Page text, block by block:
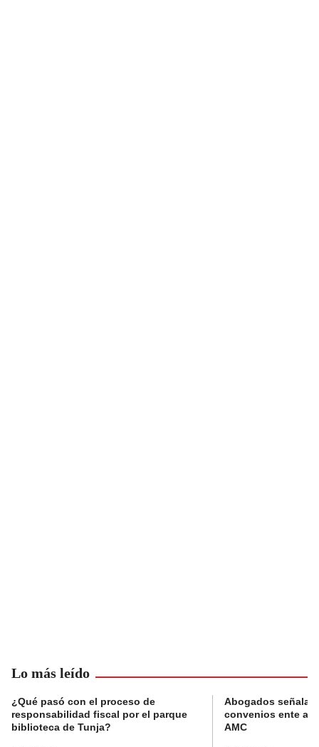
Lo más leído
¿Qué pasó con el proceso de
responsabilidad fiscal por el parque
biblioteca de Tunja?
Abogados
convenios ente
AMC